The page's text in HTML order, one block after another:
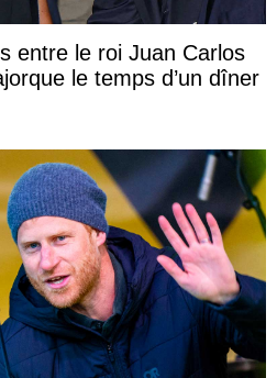
entre le roi Juan Carlos
le temps d’un dîner